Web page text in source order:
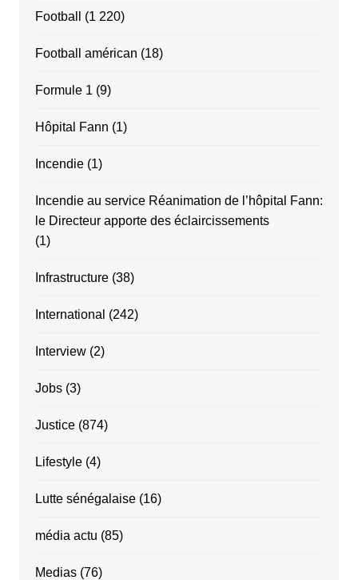
Football (1 220)
Football américan (18)
Formule 1 (9)
Hôpital Fann (1)
Incendie(1)
Incendie au service Réanimation de l’hôpital Fann:
le Directeur apporte des éclaircissements
(1)
Infrastructure(38)
International (242)
Interview(2)
Jobs(3)
Justice(874)
Lifestyle(4)
Lutte sénégalaise(16)
média actu (85)
Medias(76)